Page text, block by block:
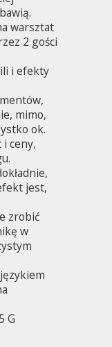
warsztat
2 gości
i efekty
mimo,
ok.
i ceny,
jest,
zrobić
w
G